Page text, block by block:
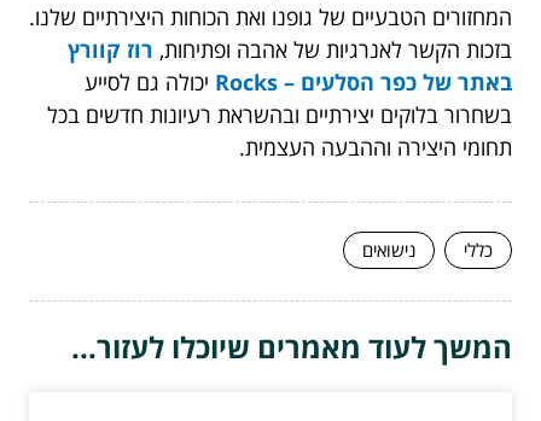
המחזורים הטבעיים של גופנו ואת הכוחות היצירתיים שלנו.
בזכות הקשר לאנרגיות של אהבה ופתיחות, רוז קוורץ
באתר של כפר הסלעים – Rocks
יכולה גם לסייע
בשחרור בלוקים יצירתיים ובהשראת רעיונות חדשים בכל
תחומי היצירה וההבעה העצמית.
כללי נישואים
המשך לעוד מאמרים שיוכלו לעזור...